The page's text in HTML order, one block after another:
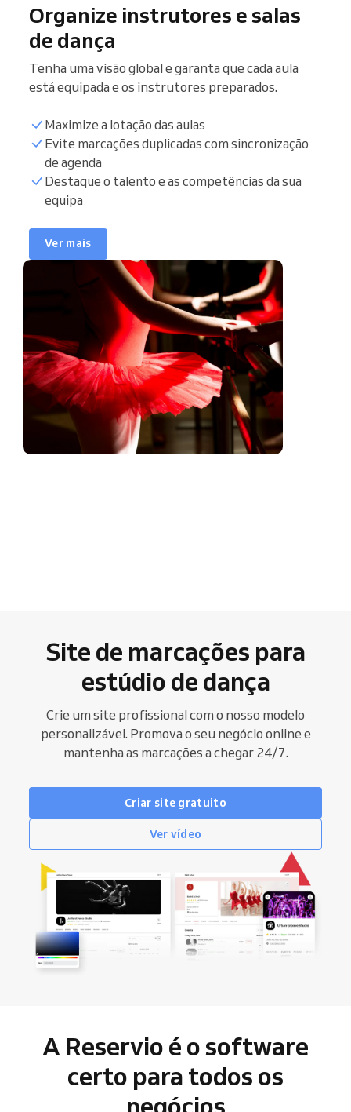
Organize instrutores e salas
de dança
Tenha uma visão global e garanta que cada aula
está equipada e os instrutores preparados.
Maximize a lotação das aulas
Evite marcações duplicadas com sincronização
de agenda
Destaque o talento e as competências da sua
equipa
Ver mais
Site de marcações para
estúdio de dança
Crie um site profissional com o nosso modelo
personalizável. Promova o seu negócio online e
mantenha as marcações a chegar 24/7.
Criar site gratuito
Ver vídeo
A Reservio é o software
certo para todos os
negócios